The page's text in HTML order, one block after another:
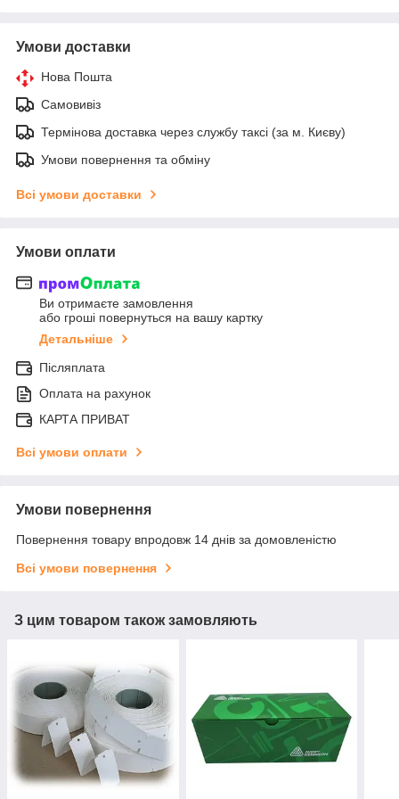
Умови доставки
Нова Пошта
Самовивіз
Термінова доставка через службу таксі (за м. Києву)
Умови повернення та обміну
Всі умови доставки
Умови оплати
Ви отримаєте замовлення
або гроші повернуться на вашу картку
Детальніше
Післяплата
Оплата на рахунок
КАРТА ПРИВАТ
Всі умови оплати
Умови повернення
Повернення товару впродовж 14 днів за домовленістю
Всі умови повернення
З цим товаром також замовляють